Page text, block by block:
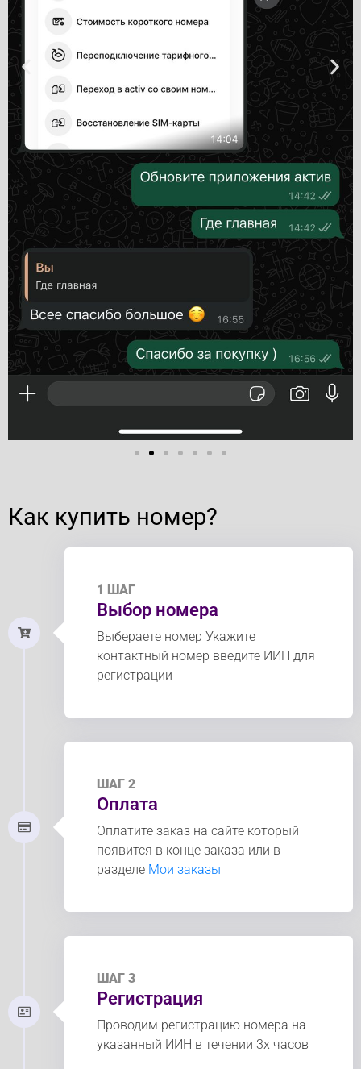
Как купить номер?
1 ШАГ
Выбор номера
Выбераете номер Укажите
контактный номер введите ИИН для
регистрации
ШАГ 2
Оплата
Оплатите заказ на сайте который
появится в конце заказа или в
разделе Мои заказы
ШАГ 3
Регистрация
Проводим регистрацию номера на
указанный ИИН в течении 3х часов